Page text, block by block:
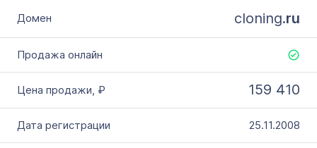
cloning.ru
159 410
25.11.2008